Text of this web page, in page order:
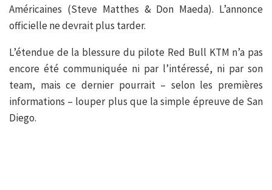
Américaines (Steve Matthes & Don Maeda). L’annonce
officielle ne devrait plus tarder.
L’étendue de la blessure du pilote Red Bull KTM n’a pas
encore été communiquée ni par l’intéressé, ni par son
team, mais ce dernier pourrait – selon les premières
informations – louper plus que la simple épreuve de San
Diego.